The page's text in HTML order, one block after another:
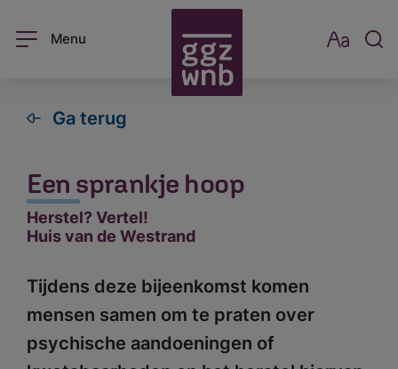
Menu
Ga terug
Een sprankje hoop
Herstel? Vertel!
Huis van de Westrand
Tijdens deze bijeenkomst komen
mensen samen om te praten over
psychische aandoeningen of